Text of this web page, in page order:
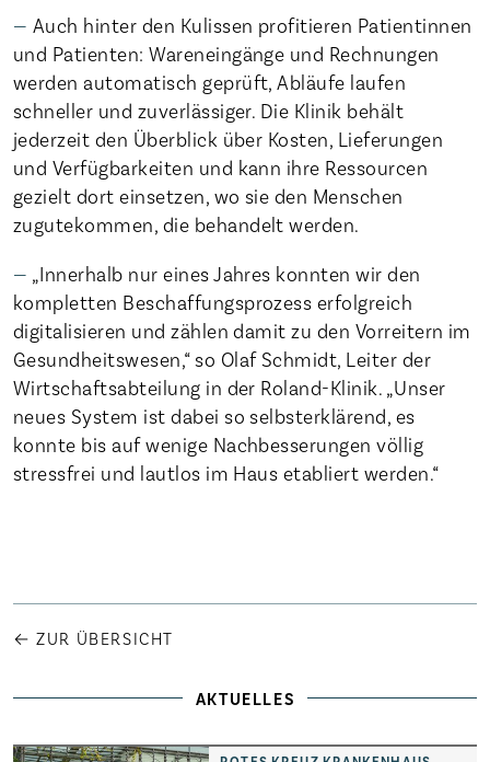
Auch hinter den Kulissen profitieren Patientinnen
und Patienten: Wareneingänge und Rechnungen
werden automatisch geprüft, Abläufe laufen
schneller und zuverlässiger. Die Klinik behält
jederzeit den Überblick über Kosten, Lieferungen
und Verfügbarkeiten und kann ihre Ressourcen
gezielt dort einsetzen, wo sie den Menschen
zugutekommen, die behandelt werden.
„Innerhalb nur eines Jahres konnten wir den
kompletten Beschaffungsprozess erfolgreich
digitalisieren und zählen damit zu den Vorreitern im
Gesundheitswesen,“ so Olaf Schmidt, Leiter der
Wirtschaftsabteilung in der Roland-Klinik. „Unser
neues System ist dabei so selbsterklärend, es
konnte bis auf wenige Nachbesserungen völlig
stressfrei und lautlos im Haus etabliert werden.“
← ZUR ÜBERSICHT
AKTUELLES